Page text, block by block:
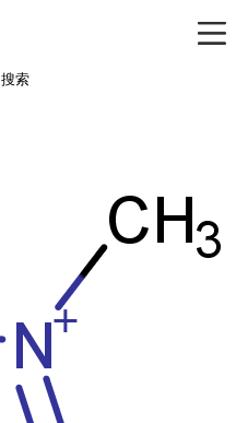
搜索